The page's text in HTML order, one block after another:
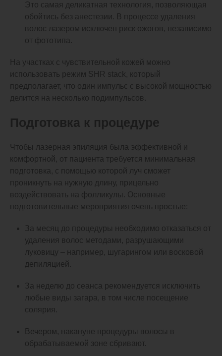
Это самая деликатная технология, позволяющая
обойтись без анестезии. В процессе удаления
волос лазером исключен риск ожогов, независимо
от фототипа.
На участках с чувствительной кожей можно
использовать режим SHR stack, который
предполагает, что один импульс с высокой мощностью
делится на несколько подимпульсов.
Подготовка к процедуре
Чтобы лазерная эпиляция была эффективной и
комфортной, от пациента требуется минимальная
подготовка, с помощью которой луч сможет
проникнуть на нужную длину, прицельно
воздействовать на фолликулы. Основные
подготовительные мероприятия очень простые:
За месяц до процедуры необходимо отказаться от
удаления волос методами, разрушающими
луковицу – например, шугарингом или восковой
депиляцией.
За неделю до сеанса рекомендуется исключить
любые виды загара, в том числе посещение
солярия.
Вечером, накануне процедуры волосы в
обрабатываемой зоне сбривают.